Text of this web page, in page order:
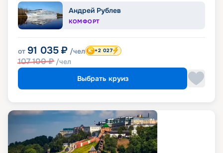
Андрей Рублев
КОМФОРТ
от 91 035 ₽ /чел
107 100₽ /чел
+2 027
Выбрать круиз